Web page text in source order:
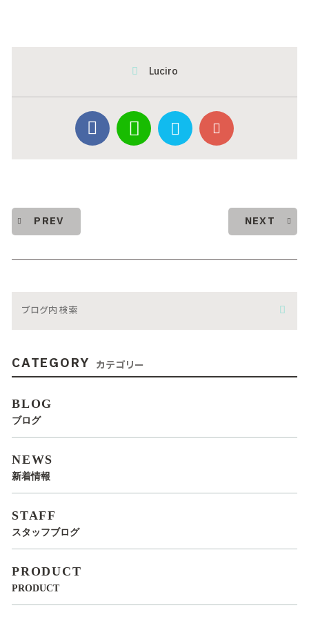
Luciro
PREV NEXT
CATEGORY カテゴリー
BLOG
ブログ
NEWS
新着情報
STAFF
スタッフブログ
PRODUCT
PRODUCT